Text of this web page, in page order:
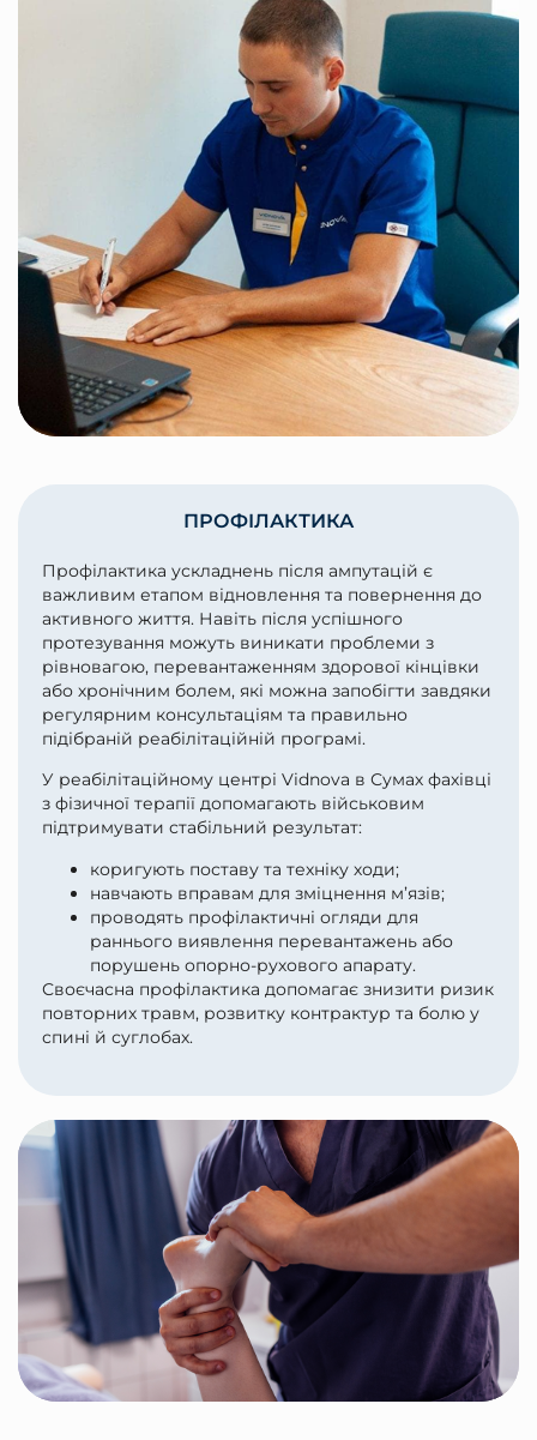
ПРОФІЛАКТИКА
Профілактика ускладнень після ампутацій є
важливим етапом відновлення та повернення до
активного життя. Навіть після успішного
протезування можуть виникати проблеми з
рівновагою, перевантаженням здорової кінцівки
або хронічним болем, які можна запобігти завдяки
регулярним консультаціям та правильно
підібраній реабілітаційній програмі.
У реабілітаційному центрі Vidnova в Сумах фахівці
з фізичної терапії допомагають військовим
підтримувати стабільний результат:
коригують поставу та техніку ходи;
навчають вправам для зміцнення м’язів;
проводять профілактичні огляди для
раннього виявлення перевантажень або
порушень опорно-рухового апарату.
Своєчасна профілактика допомагає знизити ризик
повторних травм, розвитку контрактур та болю у
спині й суглобах.